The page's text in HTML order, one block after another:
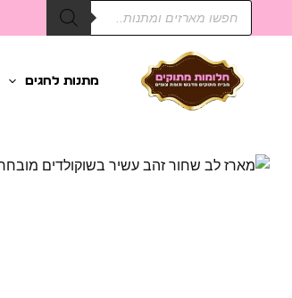
לתוכן
search
מתנות לחגים
כמות